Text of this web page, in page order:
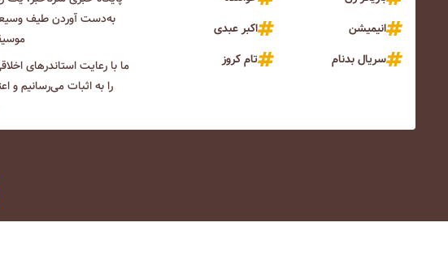
انیمیشن
اکبر عبدی
سریال بدنام
تام کروز
به‌دست آوردن طیف وسیعی
ما با رعایت استاندرهای
را به اثبات می‌رسانیم و